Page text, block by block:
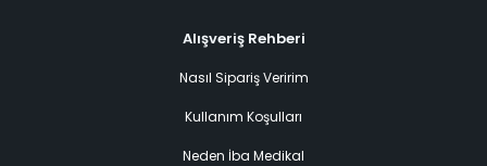
Alışveriş Rehberi
Nasıl Sipariş Veririm
Kullanım Koşulları
Neden İba Medikal